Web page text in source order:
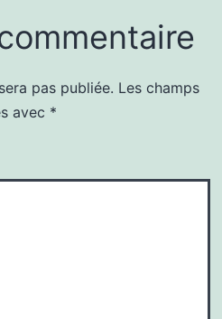
pas publiée. Les champs
avec *